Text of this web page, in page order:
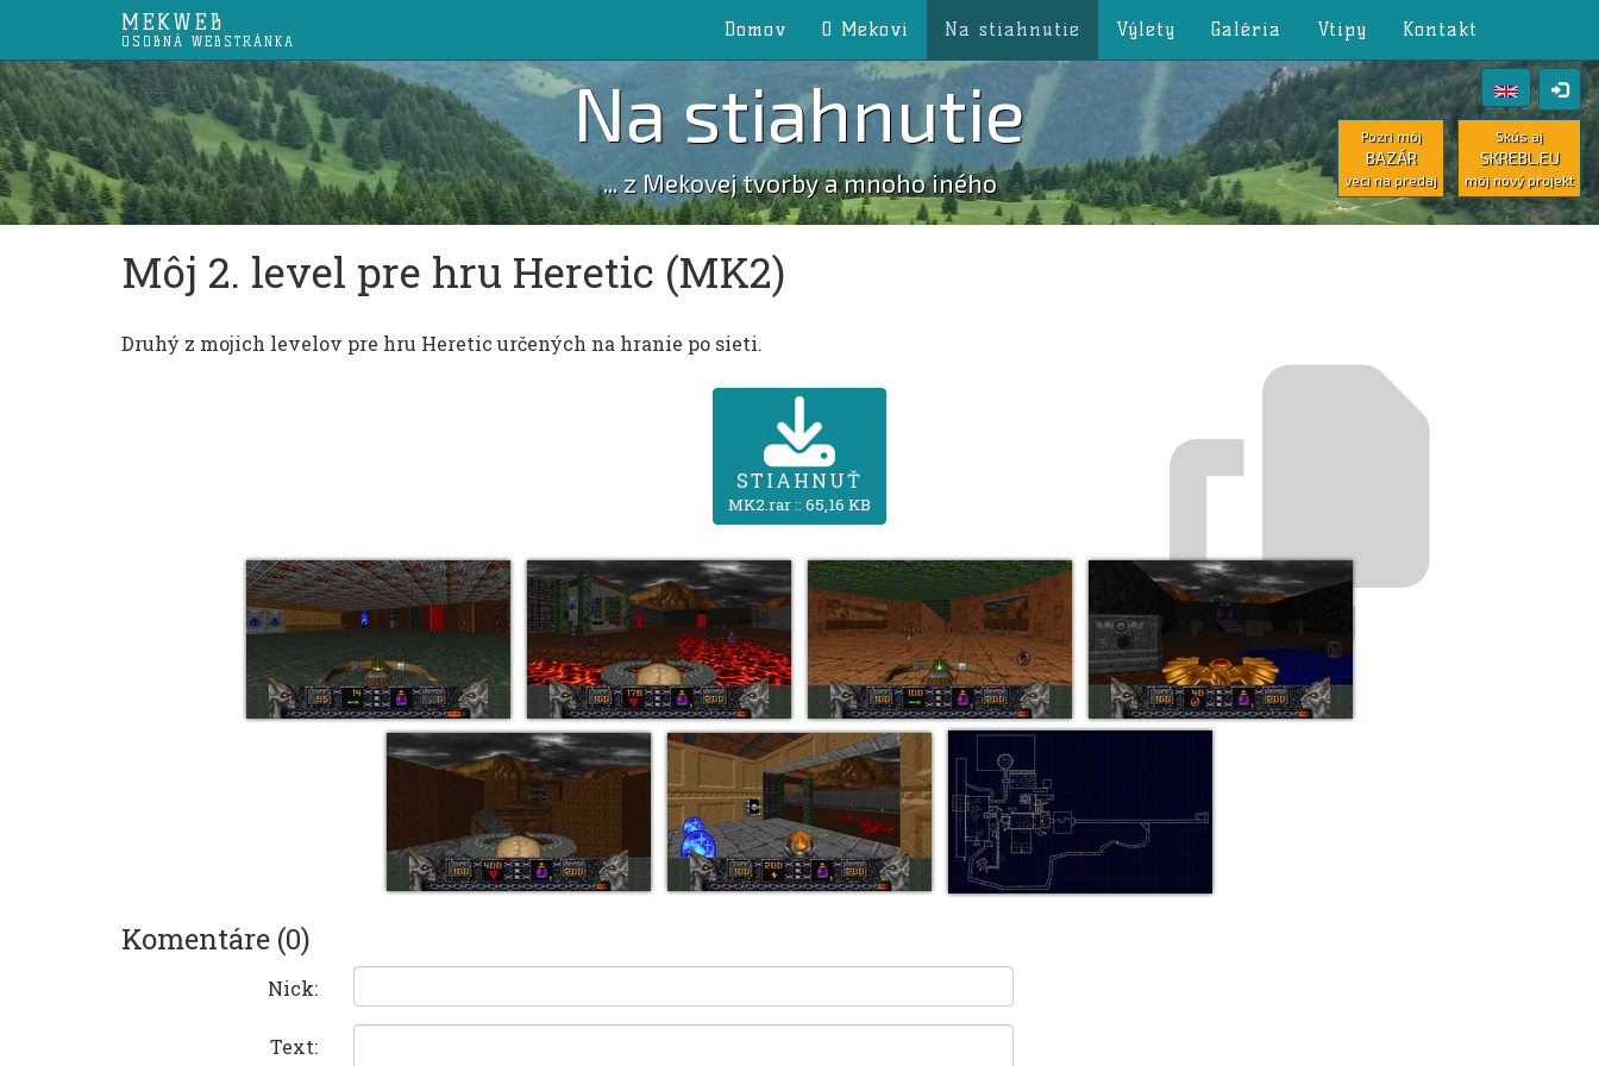
MEKWEB
OSOBNÁ WEBSTRÁNKA
Domov O Mekovi Na stiahnutie Výlety Galéria Vtipy Kontakt
Na stiahnutie
... z Mekovej tvorby a mnoho iného
Skús aj
SKREBL.EU
môj nový projekt
Pozri môj
BAZÁR
veci na predaj
Môj 2. level pre hru Heretic (MK2)
Druhý z mojich levelov pre hru Heretic určených na hranie po sieti.
STIAHNUŤ
MK2.rar :: 65,16 KB
Komentáre (0)
Nick:
Text: